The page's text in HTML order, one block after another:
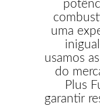
uma
usamos
do
Plus
garantir